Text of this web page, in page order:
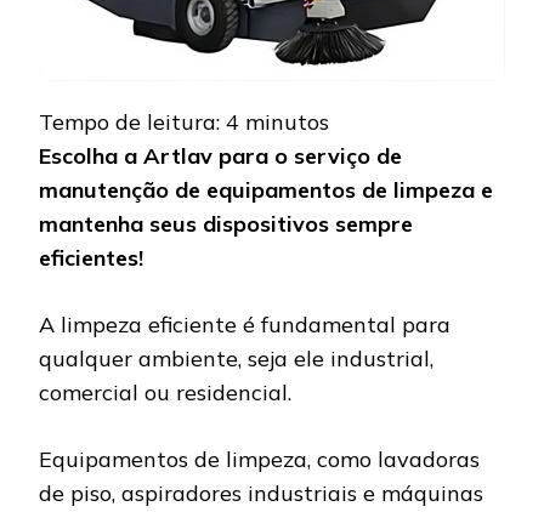
Tempo de leitura: 4 minutos
Escolha a Artlav para o serviço de
manutenção de equipamentos de limpeza e
mantenha seus dispositivos sempre
eficientes!
A limpeza eficiente é fundamental para
qualquer ambiente, seja ele industrial,
comercial ou residencial.
Equipamentos de limpeza, como lavadoras
de piso, aspiradores industriais e máquinas